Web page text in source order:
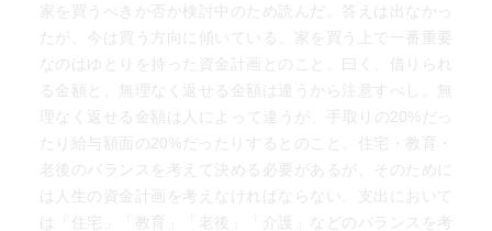
ンを完済することができれば、引退後は維持費のみになり
ます。老後に住宅にかかる費用がほとんどなければ、精神
的にも安心して暮らせるでしょう。
家を買うべきか否か検討中のため読んだ。答えは出なかっ
たが、今は買う方向に傾いている。家を買う上で一番重要
なのはゆとりを持った資金計画とのこと。曰く、借りられ
る金額と、無理なく返せる金額は違うから注意すべし。無
理なく返せる金額は人によって違うが、手取りの20%だっ
たり給与額面の20%だったりするとのこと。住宅・教育・
老後のバランスを考えて決める必要があるが、そのために
は人生の資金計画を考えなければならない。支出において
は「住宅」「教育」「老後」「介護」などのバランスを考